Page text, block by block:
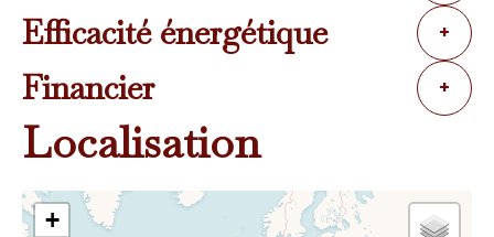
Efficacité énergétique +
Financier +
Localisation
+